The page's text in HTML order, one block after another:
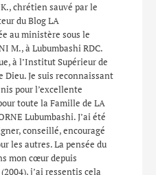
chrétien sauvé par le
du Blog LA
au ministère sous le
M., à Lubumbashi RDC.
à l’Institut Supérieur de
Dieu. Je suis reconnaissant
pour l’excellente
toute la Famille de LA
Lubumbashi. J’ai été
conseillé, encouragé
les autres. La pensée du
mon cœur depuis
j’ai ressentis cela